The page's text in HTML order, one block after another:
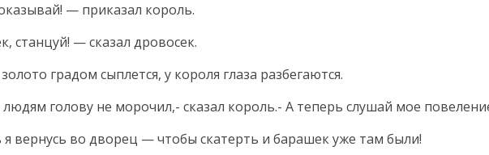
— приказал король.
станцуй! — сказал дровосек.
градом сыплется, у короля глаза разбегаются.
голову не морочил,- сказал король.- А теперь слушай мое
я вернусь во дворец — чтобы скатерть и барашек уже там были!